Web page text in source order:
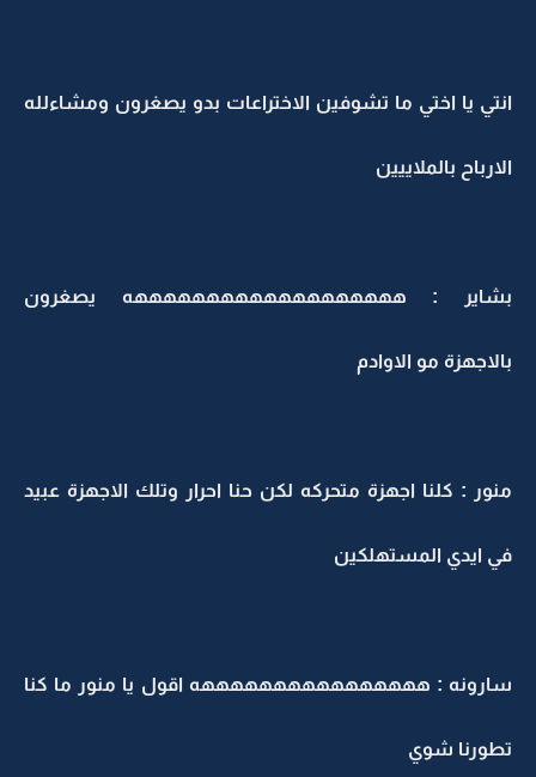
انتي يا اختي ما تشوفين الاختراعات بدو يصغرون ومشاءلله
الارباح بالملاييين
بشاير : هههههههههههههههههههه يصغرون
بالاجهزة مو الاوادم
منور : كلنا اجهزة متحركه لكن حنا احرار وتلك الاجهزة عبيد
في ايدي المستهلكين
سارونه : ههههههههههههههههه اقول يا منور ما كنا
تطورنا شوي